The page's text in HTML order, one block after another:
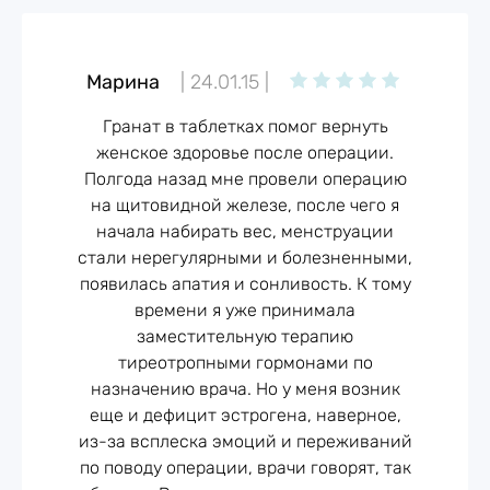
Pomegranate Tablets
возникновения самых разных недугов. Пищевая
добавка «Гранат в таблетках» поможет вам
восстановить гормональную гармонию вашего
организма и укрепить его здоровье. Гранатовые
косточки представляют собой природный источник
женского гормона эстрогена. Поэтому косточки
гранатов так полезны, особенно для женщин и
девушек. Однако, при недостатке эстрогена очень
трудно восполнить его только посредством
специального режима питания, в частности, при
помощи употребления косточек граната, поскольку
организмом усваивается только минимальный
объем полезных элементов. Пищевая добавка
«Гранат в таблетках» позволяет решить эту
лактация. Перед
рекомендуется
проконсультироваться
с врачом.
Содержание
В одной таблетке
содержатся 7,5 мг
витамина С (10% от
рекомендуемой
суточной
потребности), 0,45 мг
витамина B2 (28%от
рекомендуемой
суточной
Марина | 24.01.15 |
Гранат в таблетках помог вернуть
женское здоровье после операции.
Полгода назад мне провели операцию
на щитовидной железе, после чего я
начала набирать вес, менструации
стали нерегулярными и болезненными,
появилась апатия и сонливость. К тому
времени я уже принимала
заместительную терапию
тиреотропными гормонами по
назначению врача. Но у меня возник
еще и дефицит эстрогена, наверное,
из-за всплеска эмоций и переживаний
по поводу операции, врачи говорят, так